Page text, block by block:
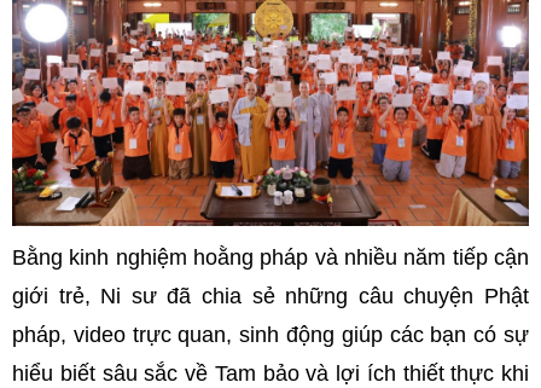
Bằng kinh nghiệm hoằng pháp và nhiều năm tiếp cận
giới trẻ, Ni sư đã chia sẻ những câu chuyện Phật
pháp, video trực quan, sinh động giúp các bạn có sự
hiểu biết sâu sắc về Tam bảo và lợi ích thiết thực khi